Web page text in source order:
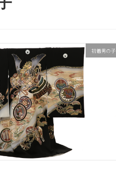
初着男の子